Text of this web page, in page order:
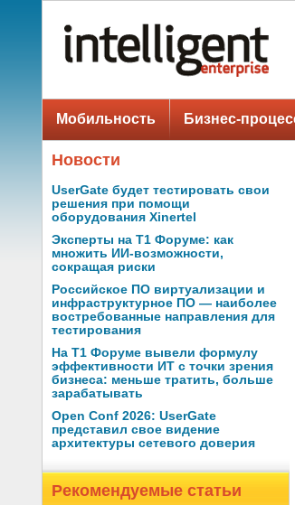
Мобильность Бизнес-
Новости
UserGate будет тестировать свои
решения при помощи
оборудования Xinertel
Эксперты на Т1 Форуме: как
множить ИИ-возможности,
сокращая риски
Российское ПО виртуализации и
инфраструктурное ПО — наиболее
востребованные направления для
тестирования
На Т1 Форуме вывели формулу
эффективности ИТ с точки зрения
бизнеса: меньше тратить, больше
зарабатывать
Open Conf 2026: UserGate
представил свое видение
архитектуры сетевого доверия
Рекомендуемые статьи